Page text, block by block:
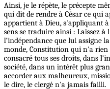
Ainsi, je le répète, le précepte
qui dit de rendre à César ce qui
appartient à Dieu, s'appliquant
sens se traduire ainsi : Laissez
l'indépendance que lui assigne
monde, Constitution qui n'a rien
consacré tous ses droits, dans
société, dans un intérêt plus
accorder aux malheureux,
le dire, le clergé n'a jamais failli.